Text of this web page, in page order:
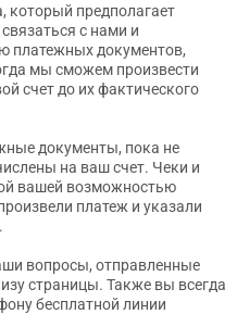
который предполагает
с нами и
платежных документов,
мы сможем произвести
счет до их фактического
документы, пока не
на ваш счет. Чеки и
вашей возможностью
платеж и указали
вопросы, отправленные
страницы. Также вы всегда
бесплатной линии